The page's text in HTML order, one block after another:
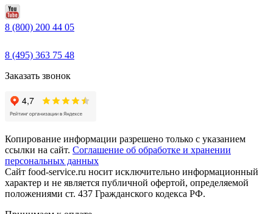
8 (800) 200 44 05
8 (495) 363 75 48
Заказать звонок
Копирование информации разрешено только с указанием
ссылки на сайт. Соглашение об обработке и хранении
персональных данных
Сайт food-service.ru носит исключительно информационный
характер и не является публичной офертой, определяемой
положениями ст. 437 Гражданского кодекса РФ.